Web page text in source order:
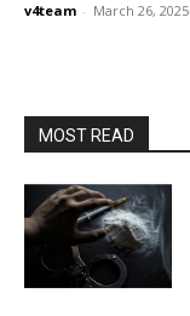
v4team - March 26, 2025
MOST READ